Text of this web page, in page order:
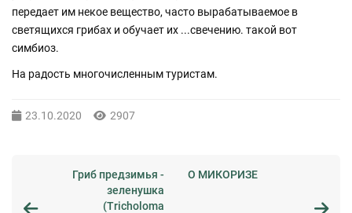
передает им некое вещество, часто вырабатываемое в
светящихся грибах и обучает их ...свечению. такой вот
симбиоз.
На радость многочисленным туристам.
23.10.2020 2907
Гриб предзимья -
зеленушка
(Tricholoma
О МИКОРИЗЕ